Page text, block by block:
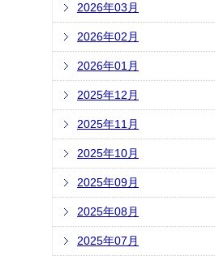
2026年03月
2026年02月
2026年01月
2025年12月
2025年11月
2025年10月
2025年09月
2025年08月
2025年07月